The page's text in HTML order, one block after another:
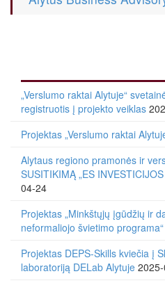
„Verslumo raktai Alytuje“
registruotis į projekto veiklas
Projektas „Verslumo raktai
Alytaus regiono pramonės ir
SUSITIKIMĄ „ES
04-24
Projektas „Minkštųjų įgūdžių ir
neformaliojo švietimo programa“
Projektas DEPS-Skills kviečia į
laboratoriją DELab Alytuje